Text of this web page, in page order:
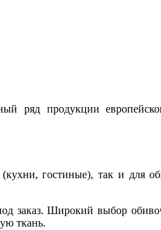
ряд продукции
гостиные), так и для
заказ. Широкий выбор
ткань.